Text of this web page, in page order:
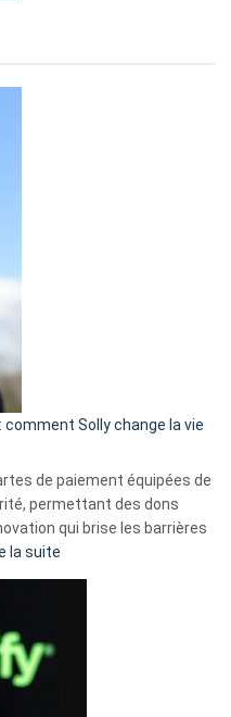
: comment Solly change la vie
de paiement équipées de
permettant des dons
qui brise les barrières
la suite